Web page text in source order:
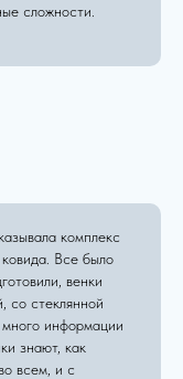
сложности.
комплекс
Все было
венки
со стеклянной
информации
знают, как
всем, и с